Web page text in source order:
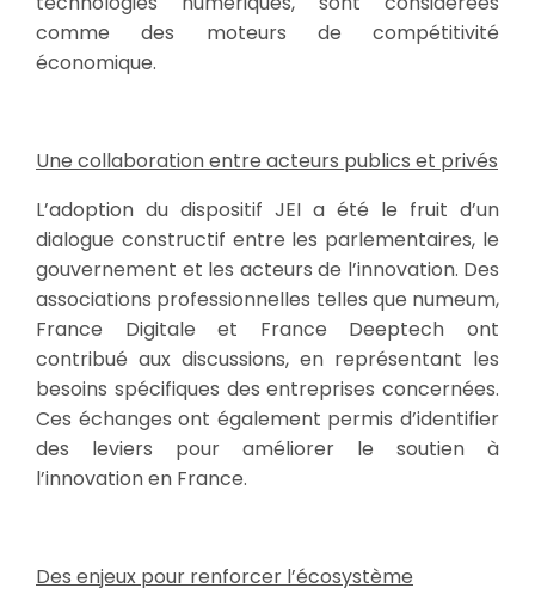
comme des moteurs de compétitivité
économique.
Une collaboration entre acteurs publics et privés
L’adoption du dispositif JEI a été le fruit d’un
dialogue constructif entre les parlementaires, le
gouvernement et les acteurs de l’innovation. Des
associations professionnelles telles que numeum,
France Digitale et France Deeptech ont
contribué aux discussions, en représentant les
besoins spécifiques des entreprises concernées.
Ces échanges ont également permis d’identifier
des leviers pour améliorer le soutien à
l’innovation en France.
Des enjeux pour renforcer l’écosystème